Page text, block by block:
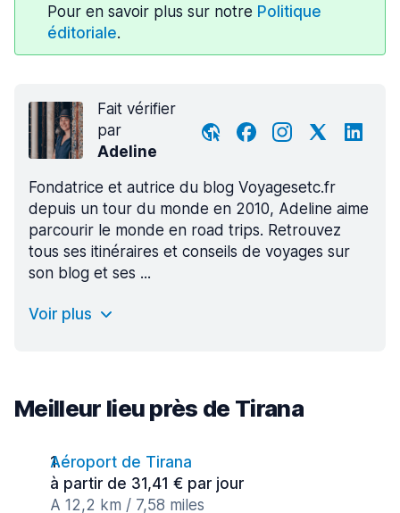
Pour en savoir plus sur notre Politique
éditoriale.
Fait vérifier
par
Adeline
Fondatrice et autrice du blog Voyagesetc.fr
depuis un tour du monde en 2010, Adeline aime
parcourir le monde en road trips. Retrouvez
tous ses itinéraires et conseils de voyages sur
son blog et ses ...
Voir plus
Meilleur lieu près de Tirana
Aéroport de Tirana
à partir de 31,41 € par jour
A 12,2 km / 7,58 miles